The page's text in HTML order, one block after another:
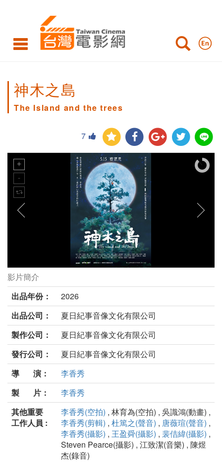
神木之島
The Island and the trees
7
神木之島劇照
影片簡介
出品年份：
2026
出品公司：
夏日紀事音像文化有限公司
製作公司：
夏日紀事音像文化有限公司
發行公司：
夏日紀事音像文化有限公司
導 演：
李香秀
製 片：
李香秀
其他重要
工作人員 :
李香秀(空拍) , 林育為(空拍) , 吳識鴻(動畫) ,
李香秀(剪輯) , 杜篤之(聲音) , 唐薇瑄(聲音) ,
李香秀(攝影) , 王盈舜(攝影) , 裴佶緯(攝影) ,
Steven Pearce(攝影) , 江致潔(音樂) , 陳煜
杰(錄音)